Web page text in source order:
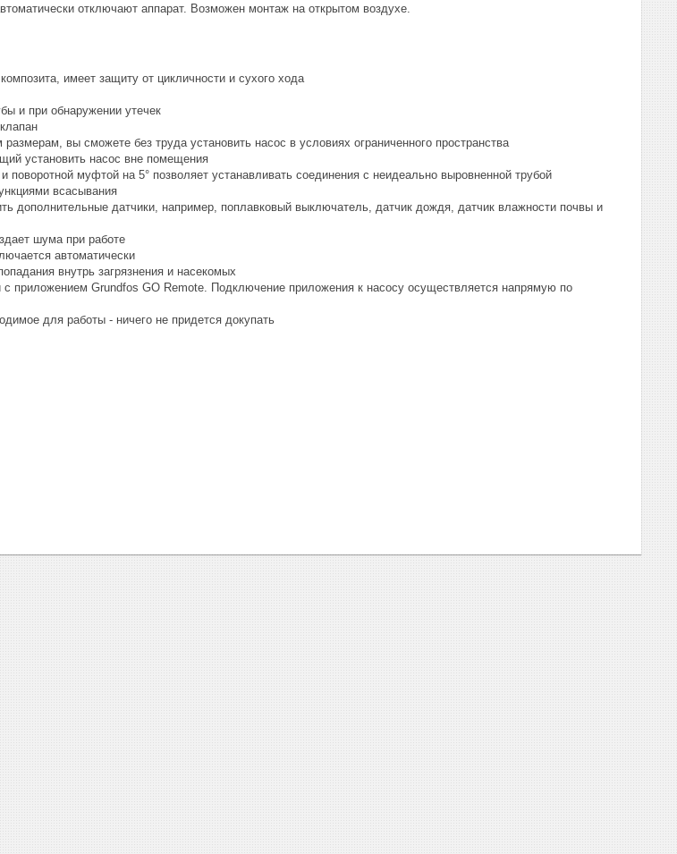
отключают аппарат. Возможен монтаж на открытом воздухе.
имеет защиту от цикличности и сухого хода
и при обнаружении утечек
вы сможете без труда установить насос в условиях ограниченного пространства
установить насос вне помещения
поворотной муфтой на 5° позволяет устанавливать соединения с неидеально выровненной трубой
всасывания
дополнительные датчики, например, поплавковый выключатель, датчик дождя, датчик влажности почвы и
шума при работе
автоматически
внутрь загрязнения и насекомых
приложением Grundfos GO Remote. Подключение приложения к насосу осуществляется напрямую по
для работы - ничего не придется докупать